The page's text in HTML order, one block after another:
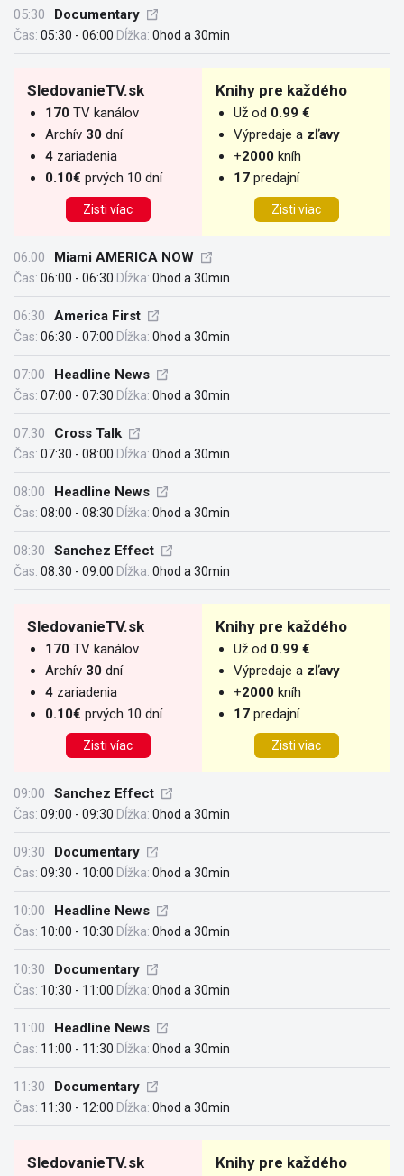
05:30 Documentary
Čas: 05:30 - 06:00 Dĺžka: 0hod a 30min
SledovanieTV.sk
170 TV kanálov
Archív 30 dní
4 zariadenia
0.10€ prvých 10 dní
Zisti víac
Knihy pre každého
Už od 0.99 €
Výpredaje a zľavy
+2000 kníh
17 predajní
Zisti viac
06:00 Miami AMERICA NOW
Čas: 06:00 - 06:30 Dĺžka: 0hod a 30min
06:30 America First
Čas: 06:30 - 07:00 Dĺžka: 0hod a 30min
07:00 Headline News
Čas: 07:00 - 07:30 Dĺžka: 0hod a 30min
07:30 Cross Talk
Čas: 07:30 - 08:00 Dĺžka: 0hod a 30min
08:00 Headline News
Čas: 08:00 - 08:30 Dĺžka: 0hod a 30min
08:30 Sanchez Effect
Čas: 08:30 - 09:00 Dĺžka: 0hod a 30min
SledovanieTV.sk
170 TV kanálov
Archív 30 dní
4 zariadenia
0.10€ prvých 10 dní
Zisti víac
Knihy pre každého
Už od 0.99 €
Výpredaje a zľavy
+2000 kníh
17 predajní
Zisti viac
09:00 Sanchez Effect
Čas: 09:00 - 09:30 Dĺžka: 0hod a 30min
09:30 Documentary
Čas: 09:30 - 10:00 Dĺžka: 0hod a 30min
10:00 Headline News
Čas: 10:00 - 10:30 Dĺžka: 0hod a 30min
10:30 Documentary
Čas: 10:30 - 11:00 Dĺžka: 0hod a 30min
11:00 Headline News
Čas: 11:00 - 11:30 Dĺžka: 0hod a 30min
11:30 Documentary
Čas: 11:30 - 12:00 Dĺžka: 0hod a 30min
SledovanieTV.sk Knihy pre každého